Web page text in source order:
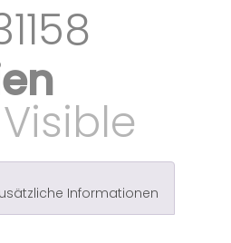
Visible
Informationen